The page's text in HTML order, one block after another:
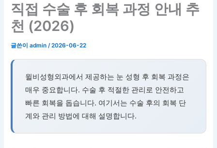
직접 수술 후 회복 과정 안내 추
천 (2026)
글쓴이admin/2026-06-22
윌비성형외과에서 제공하는 눈 성형 후 회복 과정은
매우 중요합니다. 수술 후 적절한 관리로 안전하고
빠른 회복을 돕습니다. 여기서는 수술 후의 회복 단
계와 관리 방법에 대해 설명합니다.